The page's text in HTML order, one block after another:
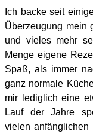
Ich backe seit
Überzeugung mein
und vieles mehr
Menge eigene
Spaß, als immer
ganz normale
mir lediglich eine
Lauf der Jahre
vielen anfänglichen